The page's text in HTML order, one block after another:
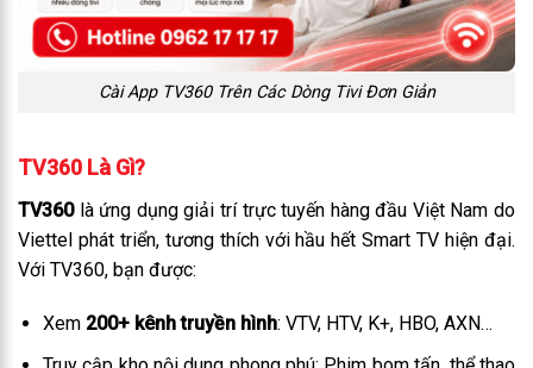
Cài App TV360 Trên Các Dòng Tivi Đơn Giản
TV360 Là Gì?
TV360là ứng dụng giải trí trực tuyến hàng đầu Việt Nam do
Viettel phát triển, tương thích với hầu hết Smart TV hiện đại.
Với TV360, bạn được:
Xem 200+ kênh truyền hình: VTV, HTV, K+, HBO, AXN…